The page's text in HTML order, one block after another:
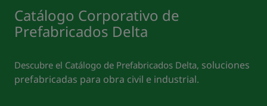
Catálogo Corporativo de
Prefabricados Delta
Descubre el Catálogo de Prefabricados Delta, soluciones
prefabricadas para obra civil e industrial.